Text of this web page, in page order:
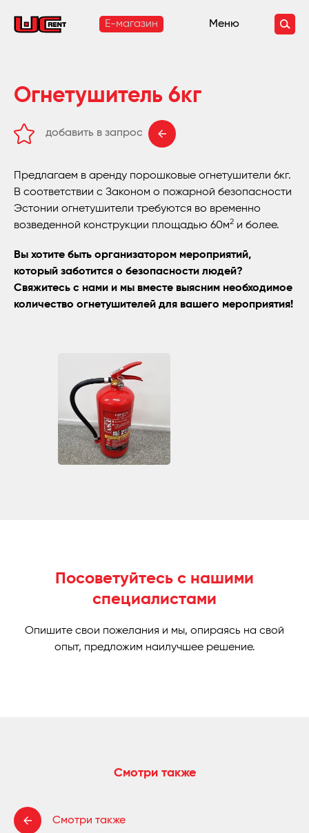
E-магазин Меню
Огнетушитель 6кг
добавить в запрос
Предлагаем в аренду порошковые огнетушители 6кг.
В соответствии с Законом о пожарной безопасности
Эстонии огнетушители требуются во временно
возведенной конструкции площадью 60м2 и более.
Вы хотите быть организатором мероприятий,
который заботится о безопасности людей?
Свяжитесь с нами и мы вместе выясним необходимое
количество огнетушителей для вашего мероприятия!
Посоветуйтесь с нашими
специалистами
Опишите свои пожелания и мы, опираясь на свой
опыт, предложим наилучшее решение.
Смотри также
Смотри также